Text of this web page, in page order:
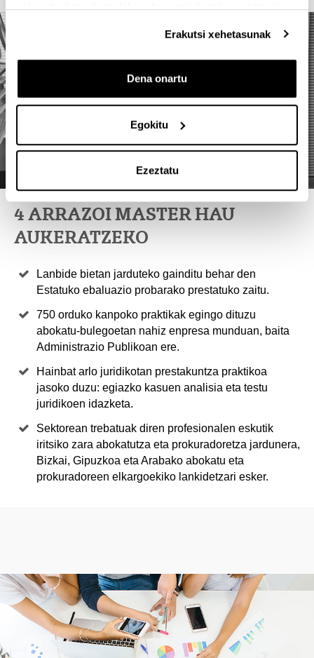
eskuratu duten bestelako informazio batekin uztartzeko.
Erakutsi xehetasunak
Dena onartu
Egokitu
Ezeztatu
4 ARRAZOI MASTER HAU
AUKERATZEKO
Lanbide bietan jarduteko gainditu behar den
Estatuko ebaluazio probarako prestatuko zaitu.
750 orduko kanpoko praktikak egingo dituzu
abokatu-bulegoetan nahiz enpresa munduan, baita
Administrazio Publikoan ere.
Hainbat arlo juridikotan prestakuntza praktikoa
jasoko duzu: egiazko kasuen analisia eta testu
juridikoen idazketa.
Sektorean trebatuak diren profesionalen eskutik
iritsiko zara abokatutza eta prokuradoretza jardunera,
Bizkai, Gipuzkoa eta Arabako abokatu eta
prokuradoreen elkargoekiko lankidetzari esker.